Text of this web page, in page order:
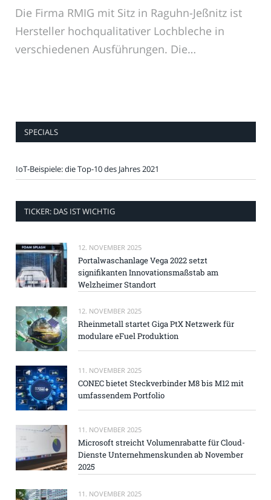
Die Firma RMIG mit Sitz in Raguhn-Jeßnitz ist
Hersteller hochqualitativer Lochbleche in
verschiedenen Ausführungen. Die…
SPECIALS
IoT-Beispiele: die Top-10 des Jahres 2021
TICKER: DAS IST WICHTIG
12. NOVEMBER 2025
Portalwaschanlage Vega 2022 setzt
signifikanten Innovationsmaßstab am
Welzheimer Standort
12. NOVEMBER 2025
Rheinmetall startet Giga PtX Netzwerk für
modulare eFuel Produktion
11. NOVEMBER 2025
CONEC bietet Steckverbinder M8 bis M12 mit
umfassendem Portfolio
11. NOVEMBER 2025
Microsoft streicht Volumenrabatte für Cloud-
Dienste Unternehmenskunden ab November
2025
11. NOVEMBER 2025